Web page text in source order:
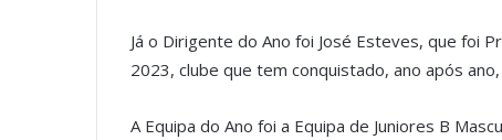
Já o Dirigente do Ano foi José Esteves, que foi
2023, clube que tem conquistado, ano após
A Equipa do Ano foi a Equipa de Juniores B